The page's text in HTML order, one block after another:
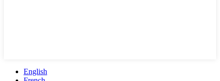
English